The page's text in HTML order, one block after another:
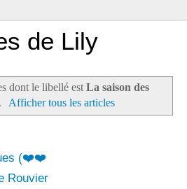
de Lily
dont le libellé est La saison des
Afficher tous les articles
(❤️❤️
Rouvier